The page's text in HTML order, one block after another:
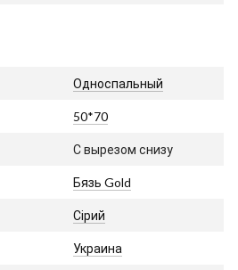
Односпальный
50*70
С вырезом снизу
Бязь Gold
Сірий
Украина